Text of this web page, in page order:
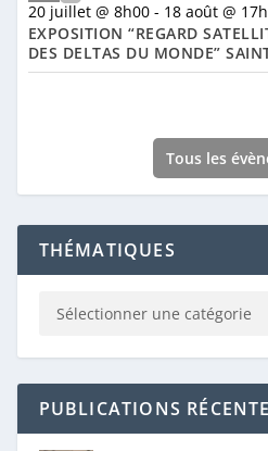
20 juillet @ 8h00- 18 août @
EXPOSITION “REGARD
DES DELTAS DU MONDE”
Tous les
THÉMATIQUES
PUBLICATIONS